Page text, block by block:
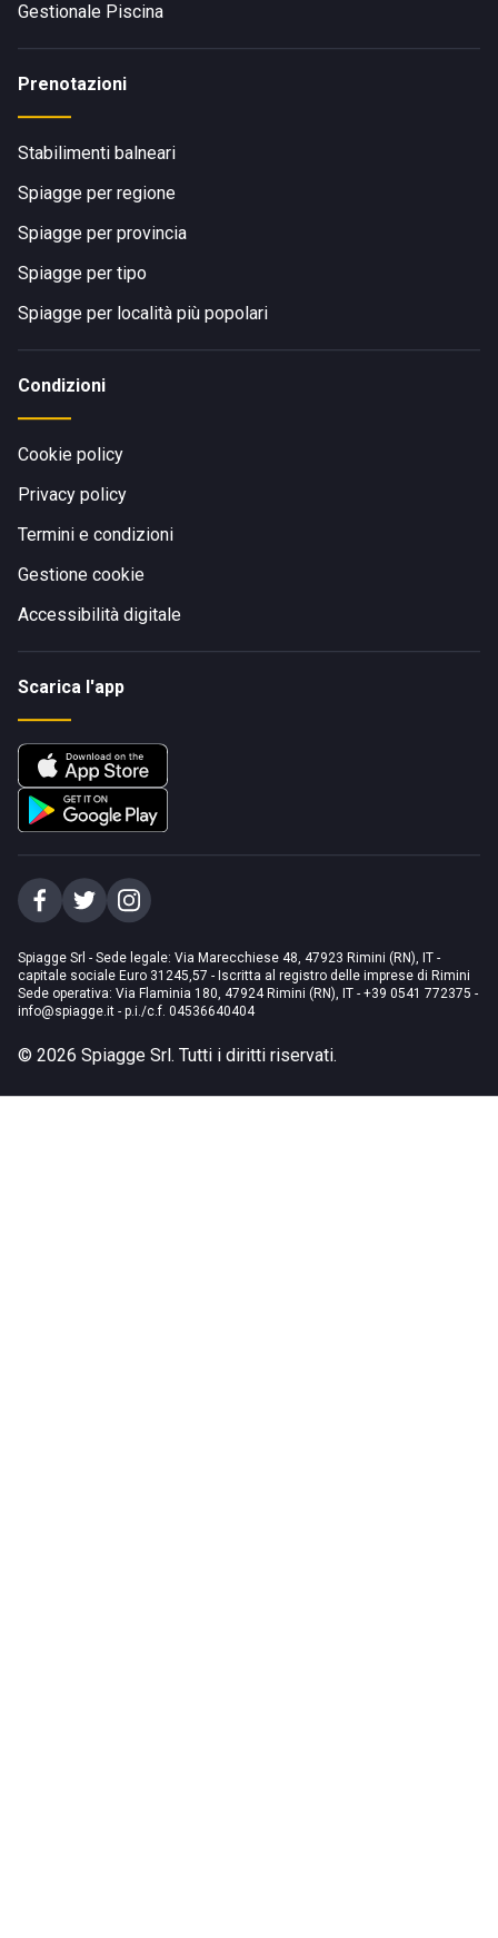
Gestionale Piscina
Prenotazioni
Stabilimenti balneari
Spiagge per regione
Spiagge per provincia
Spiagge per tipo
Spiagge per località più popolari
Condizioni
Cookie policy
Privacy policy
Termini e condizioni
Gestione cookie
Accessibilità digitale
Scarica l'app
Spiagge Srl - Sede legale: Via Marecchiese 48, 47923 Rimini (RN), IT -
capitale sociale Euro 31245,57 - Iscritta al registro delle imprese di Rimini
Sede operativa: Via Flaminia 180, 47924 Rimini (RN), IT - +39 0541 772375 -
info@spiagge.it - p.i./c.f. 04536640404
© 2026 Spiagge Srl. Tutti i diritti riservati.